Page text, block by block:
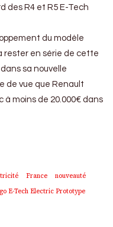
des R4 et R5 E-Tech
du modèle
rester en série de cette
sa nouvelle
de vue que Renault
à moins de 20.000€ dans
France
nouveauté
E-Tech Electric Prototype